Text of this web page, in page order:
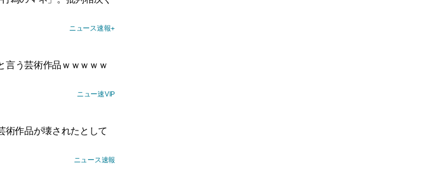
ニュース速報+
言う芸術作品ｗｗｗｗｗ
ニュー速VIP
術作品が壊されたとして
ニュース速報